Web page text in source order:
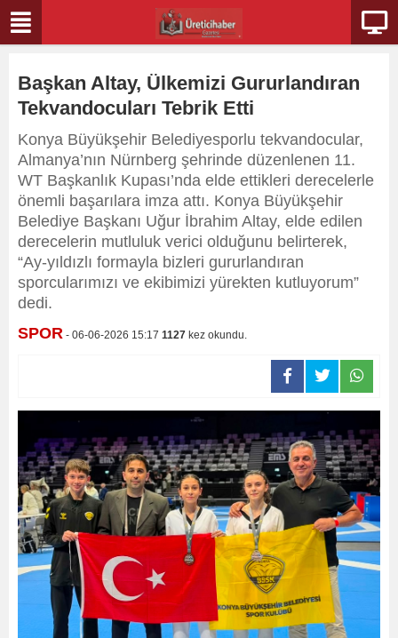
Başkan Altay, Ülkemizi Gururlandıran
Tekvandocuları Tebrik Etti
Konya Büyükşehir Belediyesporlu tekvandocular,
Almanya’nın Nürnberg şehrinde düzenlenen 11.
WT Başkanlık Kupası’nda elde ettikleri derecelerle
önemli başarılara imza attı. Konya Büyükşehir
Belediye Başkanı Uğur İbrahim Altay, elde edilen
derecelerin mutluluk verici olduğunu belirterek,
“Ay-yıldızlı formayla bizleri gururlandıran
sporcularımızı ve ekibimizi yürekten kutluyorum”
dedi.
SPOR - 06-06-2026 15:17 1127 kez okundu.